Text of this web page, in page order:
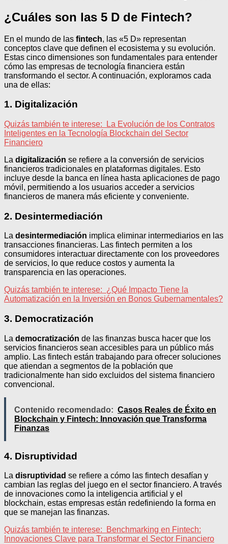
¿Cuáles son las 5 D de Fintech?
En el mundo de las fintech, las «5 D» representan
conceptos clave que definen el ecosistema y su evolución.
Estas cinco dimensiones son fundamentales para entender
cómo las empresas de tecnología financiera están
transformando el sector. A continuación, exploramos cada
una de ellas:
1. Digitalización
Quizás también te interese:
La Evolución de los Contratos
Inteligentes en la Tecnología Blockchain del Sector
Financiero
La digitalización se refiere a la conversión de servicios
financieros tradicionales en plataformas digitales. Esto
incluye desde la banca en línea hasta aplicaciones de pago
móvil, permitiendo a los usuarios acceder a servicios
financieros de manera más eficiente y conveniente.
2. Desintermediación
La desintermediación implica eliminar intermediarios en las
transacciones financieras. Las fintech permiten a los
consumidores interactuar directamente con los proveedores
de servicios, lo que reduce costos y aumenta la
transparencia en las operaciones.
Quizás también te interese: ¿Qué Impacto Tiene la
Automatización en la Inversión en Bonos Gubernamentales?
3. Democratización
La democratización de las finanzas busca hacer que los
servicios financieros sean accesibles para un público más
amplio. Las fintech están trabajando para ofrecer soluciones
que atiendan a segmentos de la población que
tradicionalmente han sido excluidos del sistema financiero
convencional.
Contenido recomendado: Casos Reales de Éxito en
Blockchain y Fintech: Innovación que Transforma
Finanzas
4. Disruptividad
La disruptividad se refiere a cómo las fintech desafían y
cambian las reglas del juego en el sector financiero. A través
de innovaciones como la inteligencia artificial y el
blockchain, estas empresas están redefiniendo la forma en
que se manejan las finanzas.
Quizás también te interese:
Benchmarking en Fintech:
Innovaciones Clave para Transformar el Sector Financiero